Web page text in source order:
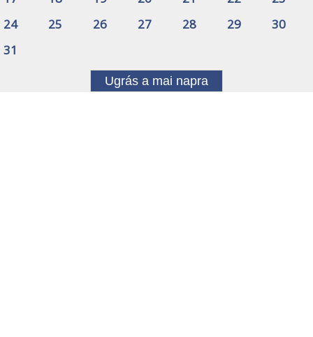
24
25 26 27 28 29
30
31
Ugrás a mai napra